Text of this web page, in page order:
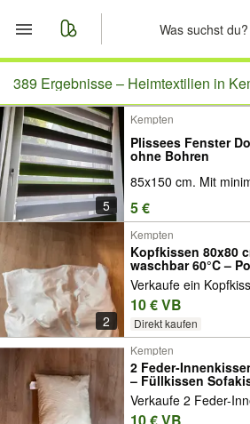
Start
Merkliste
Nachrichten
Anzeige aufgeben
389 Ergebnisse – Heimtextilien in
5
Kempten
Plissees Fenster
ohne Bohren
85x150 cm. Mit
5 €
2
Kempten
Kopfkissen 80x80
waschbar 60°C –
Verkaufe ein
10 € VB
Direkt kaufen
Kempten
2 Feder-
– Füllkissen
Verkaufe 2 Feder-